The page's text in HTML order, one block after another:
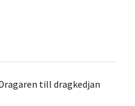
till dragkedjan